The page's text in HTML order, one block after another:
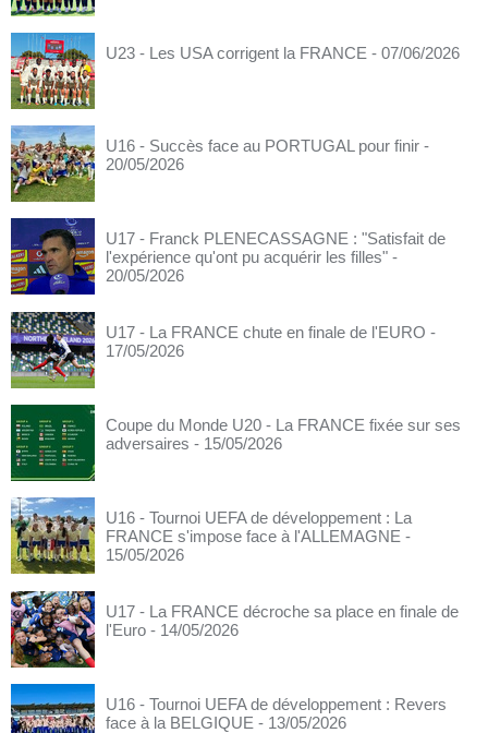
U23 - Les USA corrigent la FRANCE - 07/06/2026
U16 - Succès face au PORTUGAL pour finir -
20/05/2026
U17 - Franck PLENECASSAGNE : "Satisfait de
l'expérience qu'ont pu acquérir les filles" -
20/05/2026
U17 - La FRANCE chute en finale de l'EURO -
17/05/2026
Coupe du Monde U20 - La FRANCE fixée sur ses
adversaires - 15/05/2026
U16 - Tournoi UEFA de développement : La
FRANCE s'impose face à l'ALLEMAGNE -
15/05/2026
U17 - La FRANCE décroche sa place en finale de
l'Euro - 14/05/2026
U16 - Tournoi UEFA de développement : Revers
face à la BELGIQUE - 13/05/2026